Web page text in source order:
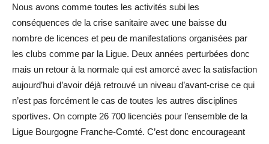
Nous avons comme toutes les activités subi les
conséquences de la crise sanitaire avec une baisse du
nombre de licences et peu de manifestations organisées par
les clubs comme par la Ligue. Deux années perturbées donc
mais un retour à la normale qui est amorcé avec la satisfaction
aujourd’hui d’avoir déjà retrouvé un niveau d’avant-crise ce qui
n’est pas forcément le cas de toutes les autres disciplines
sportives. On compte 26 700 licenciés pour l’ensemble de la
Ligue Bourgogne Franche-Comté. C’est donc encourageant